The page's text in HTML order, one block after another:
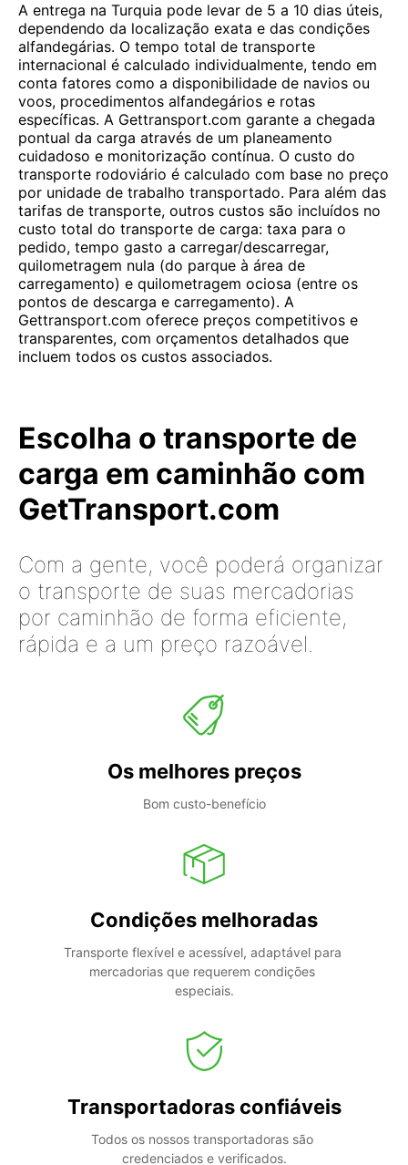
A entrega na Turquia pode levar de 5 a 10 dias úteis,
dependendo da localização exata e das condições
alfandegárias. O tempo total de transporte
internacional é calculado individualmente, tendo em
conta fatores como a disponibilidade de navios ou
voos, procedimentos alfandegários e rotas
específicas. A Gettransport.com garante a chegada
pontual da carga através de um planeamento
cuidadoso e monitorização contínua. O custo do
transporte rodoviário é calculado com base no preço
por unidade de trabalho transportado. Para além das
tarifas de transporte, outros custos são incluídos no
custo total do transporte de carga: taxa para o
pedido, tempo gasto a carregar/descarregar,
quilometragem nula (do parque à área de
carregamento) e quilometragem ociosa (entre os
pontos de descarga e carregamento). A
Gettransport.com oferece preços competitivos e
transparentes, com orçamentos detalhados que
incluem todos os custos associados.
Escolha o transporte de
carga em caminhão com
GetTransport.com
Com a gente, você poderá organizar
o transporte de suas mercadorias
por caminhão de forma eficiente,
rápida e a um preço razoável.
Os melhores preços
Bom custo-benefício
Condições melhoradas
Transporte flexível e acessível, adaptável para
mercadorias que requerem condições
especiais.
Transportadoras confiáveis
Todos os nossos transportadoras são
credenciados e verificados.